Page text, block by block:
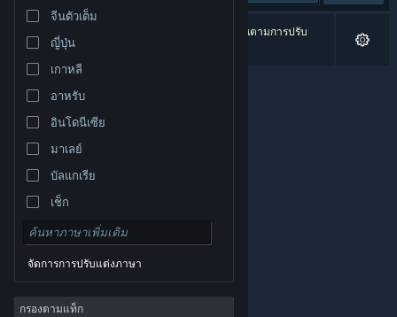
เปลี่ยนภาษา
รับแอป Steam แบบพกพา
ชมเว็บไซต์สำหรับเดสก์ท็อป
จีนตัวเต็ม
ญี่ปุ่น
เกาหลี
อาหรับ
อินโดนีเซีย
มาเลย์
บัลแกเรีย
เช็ก
เดนมาร์ก
อังกฤษ
สเปน
จัดการการปรับแต่งภาษา
กรองตามแท็ก
0 ผลลัพธ์ตรงกับที่คุณค้นหา 1 ผลิตภัณฑ์ได้ถูกละเว้นตามการปรับ
แต่งของคุณ